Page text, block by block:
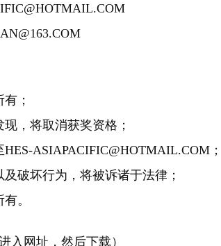
；
，将取消获奖资格；
ASIAPACIFIC@HOTMAIL.COM；
破坏行为，将被诉诸于法律；
。
入网址，然后下载）